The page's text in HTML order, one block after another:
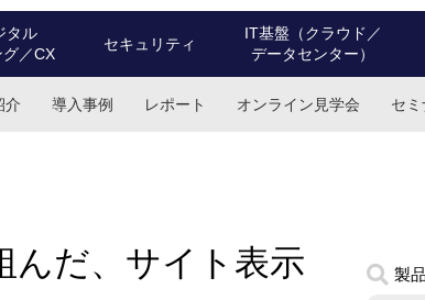
タル
／CX
セキュリティ
IT基盤（クラウド／
データセンター）
介 導入事例 レポート オンライン見学会 セ
んだ、サイト表示
製